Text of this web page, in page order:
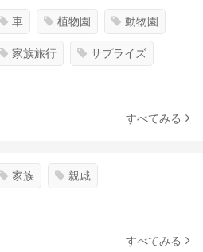
車 植物園 動物園
家族旅行 サプライズ
すべてみる
家族 親戚
すべてみる